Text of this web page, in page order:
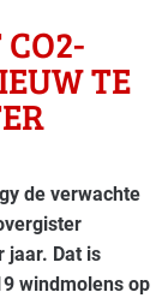
TE
de verwachte
jaar. Dat is
windmolens op